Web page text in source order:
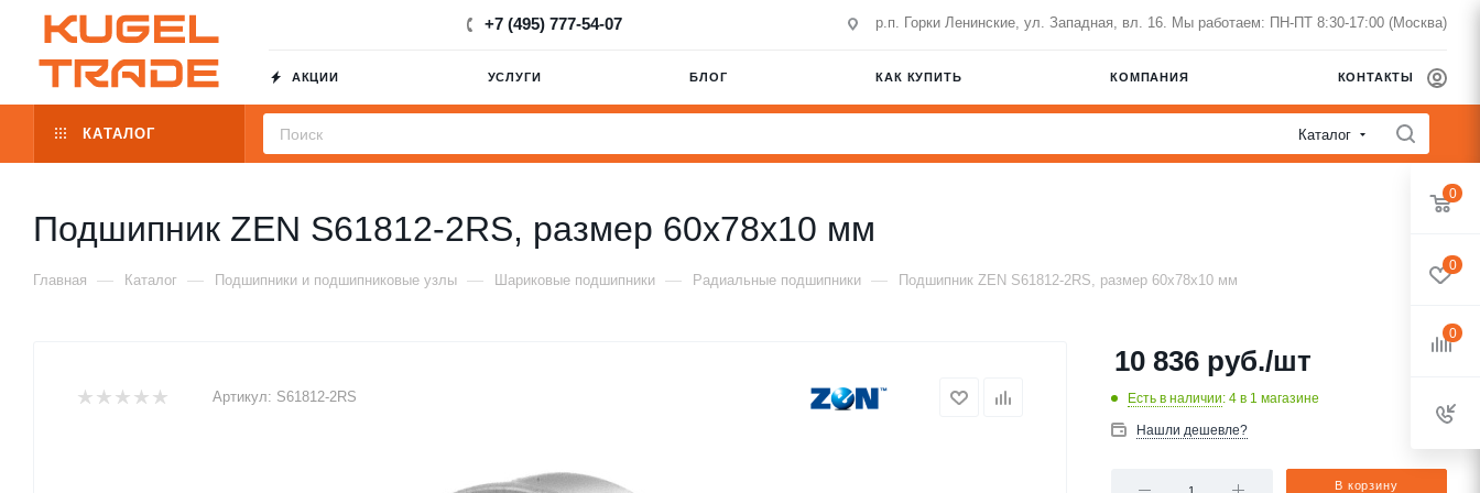
+7 (495) 777-54-07 р.п. Горки Ленинские, ул. Западная, вл. 16. Мы работаем: ПН-ПТ 8:30-17:00 (Москва)
АКЦИИ УСЛУГИ БЛОГ КАК КУПИТЬ КОМПАНИЯ КОНТАКТЫ
КАТАЛОГ Каталог
Подшипник ZEN S61812-2RS, размер 60x78x10 мм
Главная — Каталог — Подшипники и подшипниковые узлы — Шариковые подшипники — Радиальные подшипники — Подшипник ZEN S61812-2RS, размер 60x78x10 мм
Артикул: S61812-2RS
10 836 руб./шт
Есть в наличии: 4 в 1 магазине
Нашли дешевле?
В корзину
0
0
0